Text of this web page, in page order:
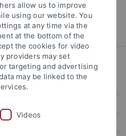
Fakultät
und Psychotherapie
Dr. Marco Daniel Gulewitsch
allow us to improve
using our website. You
at any time via the
at the bottom of the
the cookies for video
providers may set
targeting and advertising
may be linked to the
Videos